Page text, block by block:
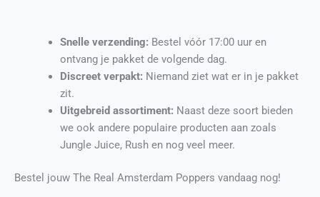
Snelle verzending: Bestel vóór 17:00 uur en
ontvang je pakket de volgende dag.
Discreet verpakt: Niemand ziet wat er in je pakket
zit.
Uitgebreid assortiment: Naast deze soort bieden
we ook andere populaire producten aan zoals
Jungle Juice, Rush en nog veel meer.
Bestel jouw The Real Amsterdam Poppers vandaag nog!